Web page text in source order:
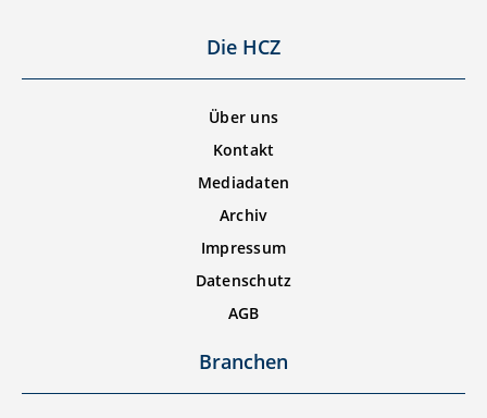
Die HCZ
Über uns
Kontakt
Mediadaten
Archiv
Impressum
Datenschutz
AGB
Branchen